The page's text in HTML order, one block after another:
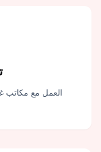
العمل مع مكاتب